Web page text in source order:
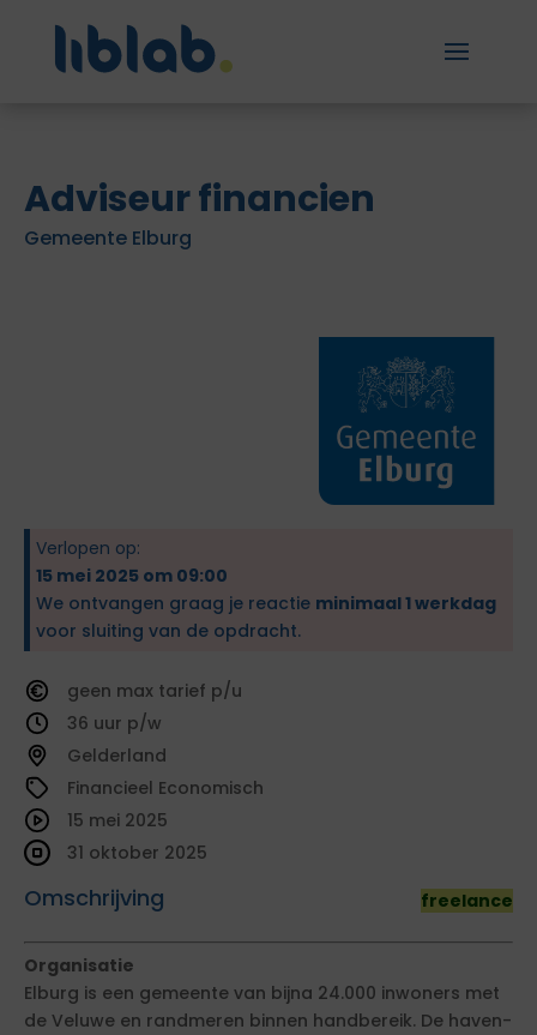
Adviseur financien
Gemeente Elburg
Verlopen op:
15 mei 2025 om 09:00
We ontvangen graag je reactie minimaal 1 werkdag
voor sluiting van de opdracht.
geen
tarief
36
Gelderland
Financieel Economisch
Omschrijving freelance
15 mei 2025
31 oktober 2025
Organisatie
Elburg is een gemeente van bijna 24.000 inwoners met
de Veluwe en randmeren binnen handbereik. De haven-